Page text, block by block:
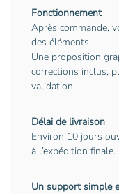
Fonctionnement
Après commande,
des éléments.
Une proposition
corrections inclus,
validation.
Délai de livraison
Environ 10 jours
à l’expédition finale.
Un support simple